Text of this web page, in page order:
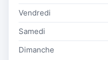
Vendredi
Samedi
Dimanche